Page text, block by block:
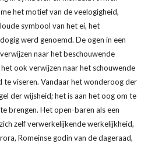
het motief van de veelogigheid,
symbool van het ei, het
werd genoemd. De ogen in een
naar het beschouwende
ook verwijzen naar het schouwende
te viseren. Vandaar het wonderoog der
der wijsheid; het is aan het oog om te
brengen. Het open-baren als een
zelf verwerkelijkende werkelijkheid,
Romeinse godin van de dageraad,